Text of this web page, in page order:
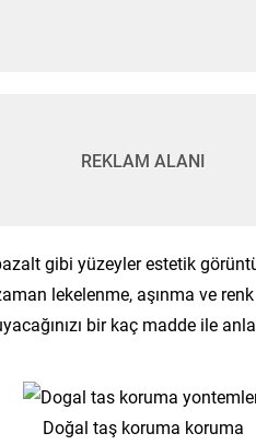
REKLAM ALANI
gibi yüzeyler estetik
lekelenme, aşınma ve
bir kaç madde ile
Doğal taş koruma koruma